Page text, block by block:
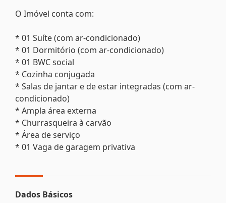
O Imóvel conta com:
* 01 Suíte (com ar-condicionado)
* 01 Dormitório (com ar-condicionado)
* 01 BWC social
* Cozinha conjugada
* Salas de jantar e de estar integradas (com ar-
condicionado)
* Ampla área externa
* Churrasqueira à carvão
* Área de serviço
* 01 Vaga de garagem privativa
Dados Básicos